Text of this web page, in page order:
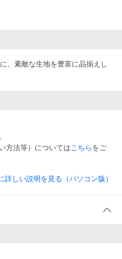
、素敵な生地を豊富に品揃えし
方法等）についてはこちら をご
詳しい説明を見る（パソコン版）